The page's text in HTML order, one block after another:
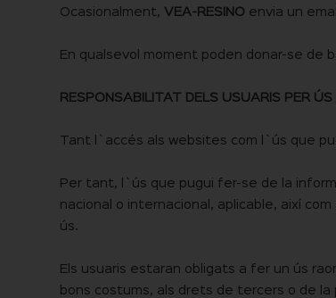
Ocasionalment, VEA-RESINO envia un
En qualsevol moment poden donar-se de
RESPONSABILITAT DELS USUARIS PER ÚS
Tant l`accés als websites com l`ús que
Per tant, l`ús que pugui fer-se de la
nacional o internacional, aplicable, així
ús.
Els usuaris estaran obligats a fer un ús
bons costums, als drets de tercers o de la